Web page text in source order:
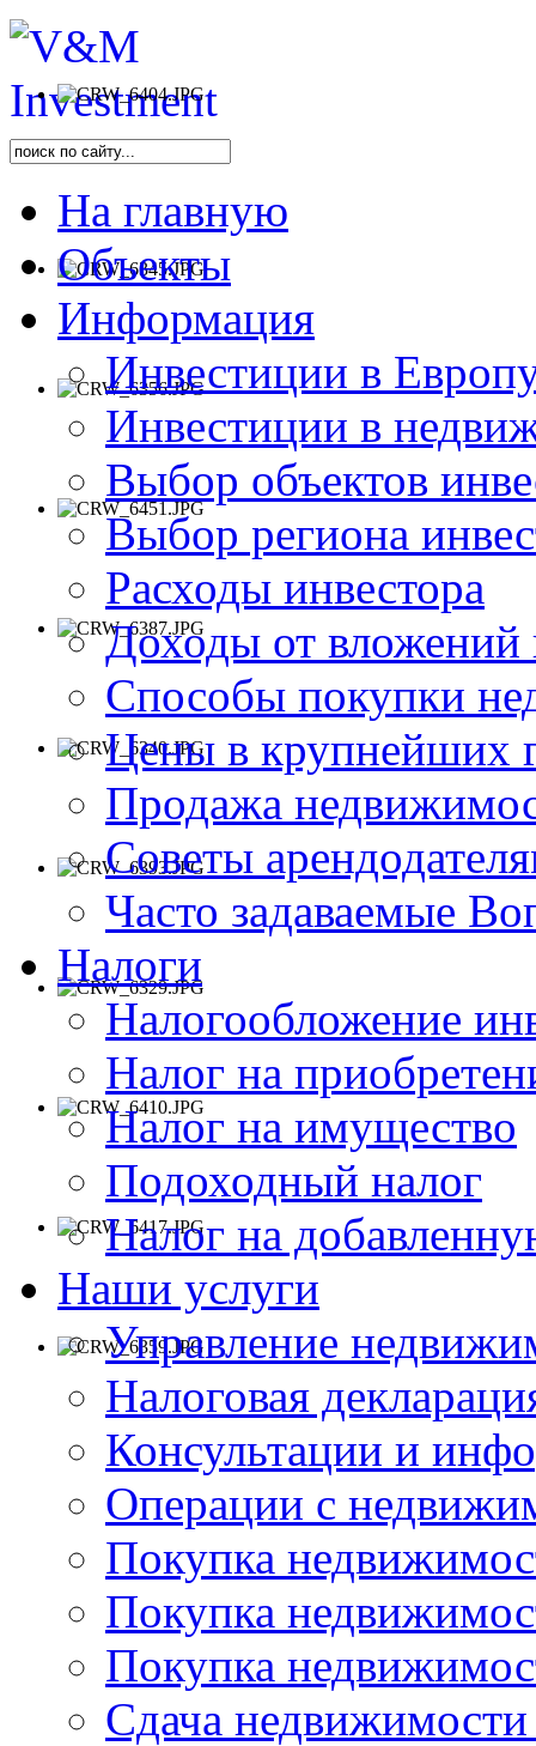
На главную
Объекты
Информация
Инвестиции в
Инвестиции в
Выбор объектов
Выбор региона
Расходы инвестора
Доходы от вложений
Способы покупки
Цены в крупнейших
Продажа
Советы
Часто задаваемые
Налоги
Налогообложение
Налог на
Налог на имущество
Подоходный налог
Налог на
Наши услуги
Управление
Налоговая
Консультации и
Операции с
Покупка
Покупка
Покупка
Сдача недвижимости